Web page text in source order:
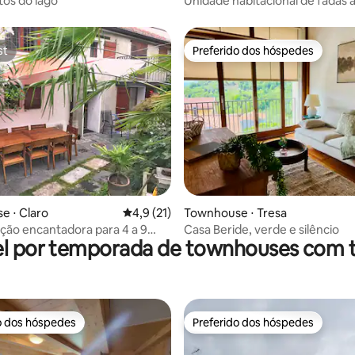
de 5, 40 avaliações
⋅ Claro 4,9 de uma avaliação média de 5, 21
4,9 (21)
encantadora para 4 a 9
partir de 45 €/quarto
Preferido dos hóspedes
Preferido dos hóspedes
Townhouse ⋅ Tresa
Casa Beride, verde e silêncio
por temporada de townhouses com
dos hóspedes
dos hóspedes Preferido dos hóspedes
Preferido dos hóspedes